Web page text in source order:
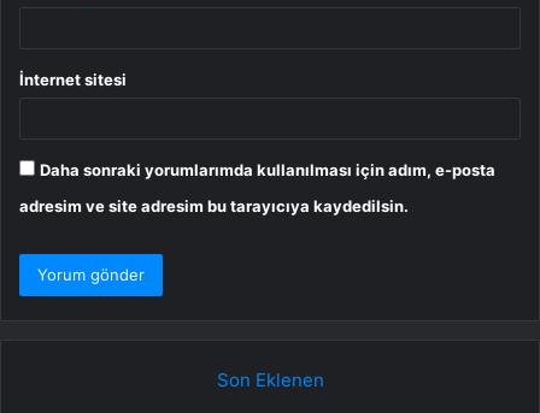
İnternet sitesi
Daha sonraki yorumlarımda kullanılması için adım, e-posta
adresim ve site adresim bu tarayıcıya kaydedilsin.
Son Eklenen